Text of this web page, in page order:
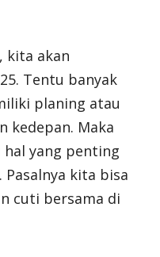
kita akan
Tentu banyak
planing atau
kedepan. Maka
yang penting
kita bisa
cuti bersama di